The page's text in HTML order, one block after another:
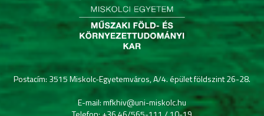
Postacím: 3515 Miskolc-Egyetemváros, A/4. épület földszint 26-28.
E-mail: mfkhiv@uni-miskolc.hu